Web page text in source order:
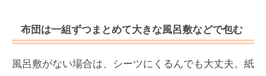
布団は一組ずつまとめて大きな風呂敷などで包む
風呂敷がない場合は、シーツにくるんでも大丈夫。紙